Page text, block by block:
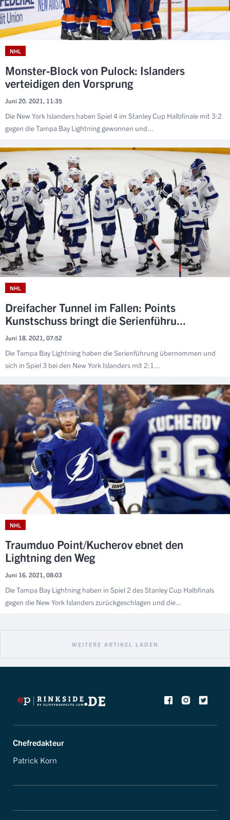
NHL
Monster-Block von Pulock: Islanders
verteidigen den Vorsprung
Juni 20. 2021, 11:35
Die New York Islanders haben Spiel 4 im Stanley Cup Halbfinale mit 3:2
gegen die Tampa Bay Lightning gewonnen und...
NHL
Dreifacher Tunnel im Fallen: Points
Kunstschuss bringt die Serienführu...
Juni 18. 2021, 07:52
Die Tampa Bay Lightning haben die Serienführung übernommen und
sich in Spiel 3 bei den New York Islanders mit 2:1...
NHL
Traumduo Point/Kucherov ebnet den
Lightning den Weg
Juni 16. 2021, 08:03
Die Tampa Bay Lightning haben in Spiel 2 des Stanley Cup Halbfinals
gegen die New York Islanders zurückgeschlagen und die...
WEITERE ARTIKEL LADEN
Chefredakteur
Patrick Korn